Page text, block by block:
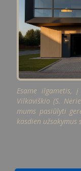
Esame ilgametis,
Vilkaviškio (S.
mums pasiūlyti
kasdien užsakymus